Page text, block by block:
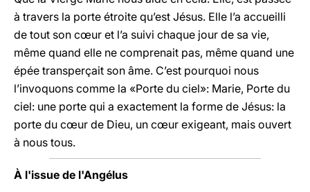
à travers la porte étroite qu’est Jésus. Elle l’a accueilli
de tout son cœur et l’a suivi chaque jour de sa vie,
même quand elle ne comprenait pas, même quand une
épée transperçait son âme. C’est pourquoi nous
l’invoquons comme la «Porte du ciel»: Marie, Porte du
ciel: une porte qui a exactement la forme de Jésus: la
porte du cœur de Dieu, un cœur exigeant, mais ouvert
à nous tous.
À l'issue de l'Angélus